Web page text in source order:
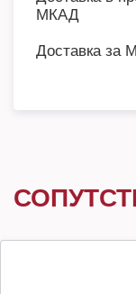
МКАД
Доставка за